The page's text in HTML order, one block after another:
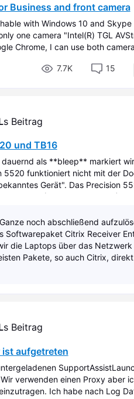
Business and front camera
with Windows 10 and Skype
one camera "Intel(R) TGL
Chrome, I can use both
7.7K
15
s Beitrag
und TB16
dauernd als **bleep** markiert
5520 funktioniert nicht mit der
Gerät". Das Precision
noch abschließend
Softwarepaket Citrix Receiver
die Laptops über das Netzwerk
Pakete, so auch Citrix,
s Beitrag
ist aufgetreten
verwenden einen Proxy aber
Ich habe nach Log